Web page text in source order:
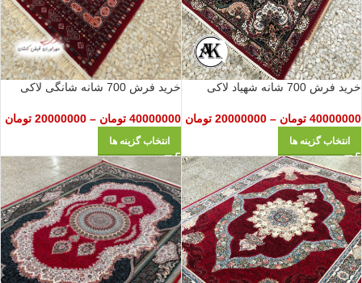
خرید فرش 700 شانه شانگی لاکی
40000000 تومان –
20000000 تومان
انتخاب گزینه ها
خرید فرش 700 شانه شهیاد لاکی
40000000 تومان –
20000000 تومان
انتخاب گزینه ها